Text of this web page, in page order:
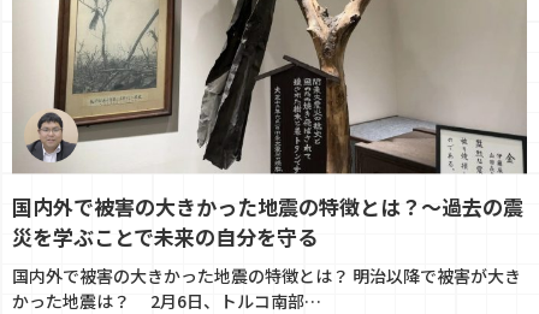
国内外で被害の大きかった地震の特徴とは？～過去の震
災を学ぶことで未来の自分を守る
国内外で被害の大きかった地震の特徴とは？ 明治以降で被害が大き
かった地震は？ 2月6日、トルコ南部…